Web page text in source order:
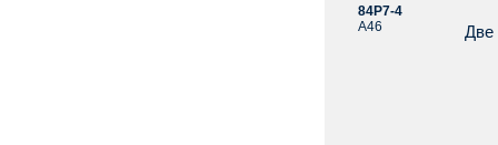
84Р7-4
А46
Две